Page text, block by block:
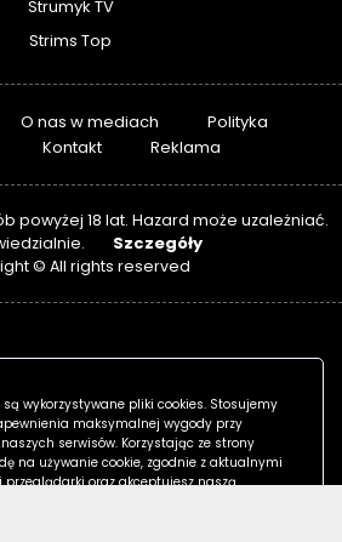
Strumyk TV
Strims Top
O nas w mediach
Polityka
Kontakt Reklama
powyżej 18 lat. Hazard może uzależniać.
Szczegóły
© All rights reserved
wykorzystywane pliki cookies. Stosujemy
maksymalnej wygody przy
serwisów. Korzystając ze strony
na używanie cookie, zgodnie z aktualnymi
oraz akceptujesz naszą